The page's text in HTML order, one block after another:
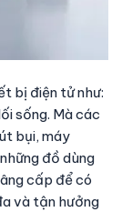
bị điện tử như:
sống. Mà các
bụi, máy
đồ dùng
cấp để có
và tận hưởng